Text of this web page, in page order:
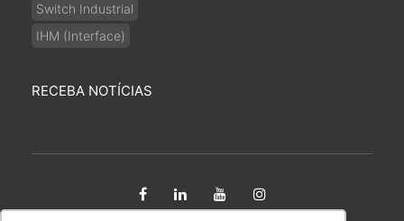
Switch Industrial
IHM (Interface)
RECEBA NOTÍCIAS